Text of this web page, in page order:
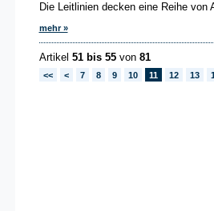
Die Leitlinien decken eine Reihe von
mehr »
Artikel 51 bis 55von 81
<< < 7 8 9 10 11 12 13